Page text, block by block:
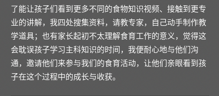
了能让孩子们看到更多不同的食物知识视频、接触到更专
业的讲解，我四处搜集资料，请教专家，自己动手制作教
学道具；也有家长起初不太理解食育工作的意义，觉得这
会耽误孩子学习主科知识的时间，我便耐心地与他们沟
通，邀请他们来参与我们的食育活动，让他们亲眼看到孩
子在这个过程中的成长与收获。